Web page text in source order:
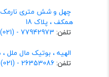
چهل و شش متری نارمک ،
همکف ، پلاک 18
تلفن: 77942973 - (021)
الهیه ، بوتیک مال ملل ،
تلفن:26353086 - (021)